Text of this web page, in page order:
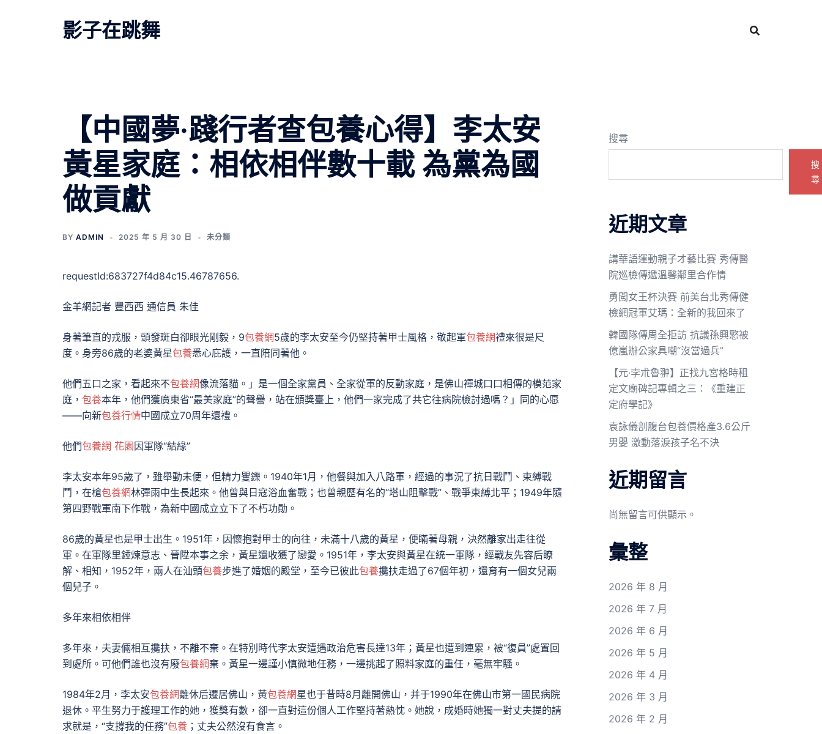
影子在跳舞
【中國夢·踐行者查包養心得】李太安
黃星家庭：相依相伴數十載 為黨為國
做貢獻
BY ADMIN 2025 年 5 月 30 日 未分類
requestId:683727f4d84c15.46787656.
金羊網記者 豐西西 通信員 朱佳
身著筆直的戎服，頭發斑白卻眼光剛毅，9包養網5歲的李太安至今仍堅持著甲士風格，敬起軍包養網禮來很是尺
度。身旁86歲的老婆黃星包養悉心庇護，一直陪同著他。
他們五口之家，看起來不包養網像流落貓。」是一個全家黨員、全家從軍的反動家庭，是佛山禪城口口相傳的模范家
庭， 包養本年，他們獲廣東省“最美家庭”的聲譽，站在頒獎臺上，他們一家完成了共它往病院檢討過嗎？」同的心愿
——向新包養行情中國成立70周年還禮。
他們包養網 花園 因軍隊“結緣”
李太安本年95歲了，雖舉動未便，但精力矍鑠。1940年1月，他餐與加入八路軍，經過的事況了抗日戰鬥、束縛戰
鬥，在槍包養網林彈雨中生長起來。他曾與日寇浴血奮戰；也曾親歷有名的“塔山阻擊戰”、戰爭束縛北平；1949年隨
第四野戰軍南下作戰，為新中國成立立下了不朽功勛。
86歲的黃星也是甲士出生。1951年，因懷抱對甲士的向往，未滿十八歲的黃星，便瞞著母親，決然離家出走往從
軍。在軍隊里錘煉意志、晉陞本事之余，黃星還收獲了戀愛。1951年，李太安與黃星在統一軍隊，經戰友先容后瞭
解、相知，1952年，兩人在汕頭包養步進了婚姻的殿堂，至今已彼此包養攙扶走過了67個年初，還育有一個女兒兩
個兒子。
多年來相依相伴
多年來，夫妻倆相互攙扶，不離不棄。在特別時代李太安遭遇政治危害長達13年；黃星也遭到連累，被“復員”處置回
到處所。可他們誰也沒有廢包養網棄。黃星一邊謹小慎微地任務，一邊挑起了照料家庭的重任，毫無牢騷。
1984年2月，李太安包養網離休后遷居佛山，黃包養網星也于昔時8月離開佛山，并于1990年在佛山市第一國民病院
退休。平生努力于護理工作的她，獲獎有數，卻一直對這份個人工作堅持著熱忱。她說，成婚時她獨一對丈夫提的請
求就是，“支撐我的任務”包養 ；丈夫公然沒有食言。
搜尋
搜
尋
近期文章
講華語運動親子才藝比賽 秀傳醫
院巡檢傳遞溫馨鄰里合作情
勇闖女王杯決賽 前美台北秀傳健
檢網冠軍艾瑪：全新的我回來了
韓國隊傳周全拒訪 抗議孫興慜被
億嵐辦公家具嘲“沒當過兵”
【元·孛朮魯翀】正找九宮格時租
定文廟碑記專輯之三：《重建正
定府學記》
袁詠儀剖腹台包養價格產3.6公斤
男嬰 激動落淚孩子名不決
近期留言
尚無留言可供顯示。
彙整
2026 年 8 月
2026 年 7 月
2026 年 6 月
2026 年 5 月
2026 年 4 月
2026 年 3 月
2026 年 2 月